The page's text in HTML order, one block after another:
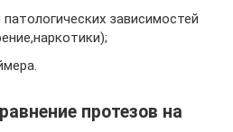
зависимостей
протезов на